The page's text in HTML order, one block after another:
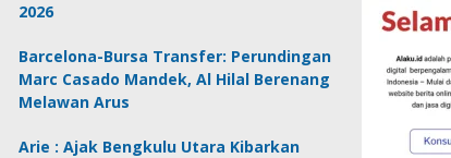
2026
Barcelona-Bursa Transfer: Perundingan
Marc Casado Mandek, Al Hilal Berenang
Melawan Arus
Arie : Ajak Bengkulu Utara Kibarkan